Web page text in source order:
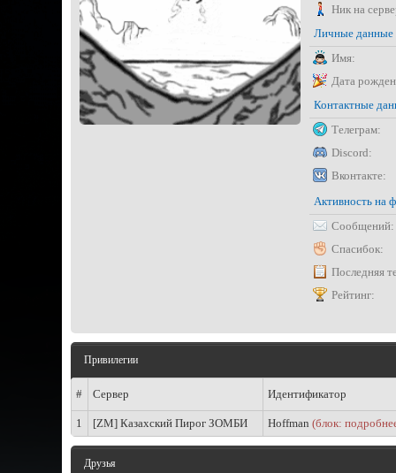
Ник на
Личные данные
Имя:
Дата
Контактные
Телеграм:
Discord:
Вконтакте:
Активность на
Сообщений:
Спасибок:
Последняя
Рейтинг:
Привилегии
# Сервер Идентификатор
1 [ZM] Казахский Пирог ЗОМБИ Hoffman (блок:
Друзья